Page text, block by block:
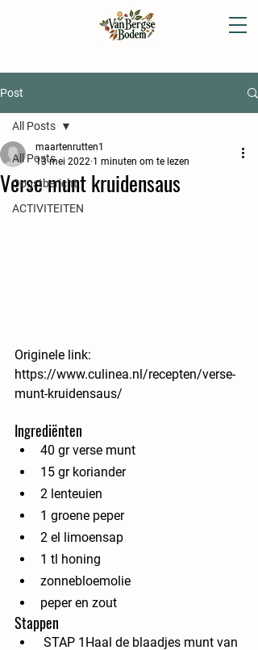
Post
All Posts
Oogstbericht
ACTIVITEITEN
All Posts
Verse munt kruidensaus
maartenrutten1
13 mei 2022 1 minuten om te lezen
Originele link:
https://www.culinea.nl/recepten/verse-
munt-kruidensaus/
Ingrediënten
40 gr verse munt
15 gr koriander
2 lenteuien
1 groene peper
2 el limoensap
1 tl honing
zonnebloemolie
peper en zout
Stappen